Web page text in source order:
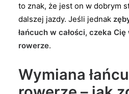
to znak, że jest on w dobrym
dalszej jazdy. Jeśli jednak
łańcuch w całości, czeka
rowerze.
Wymiana